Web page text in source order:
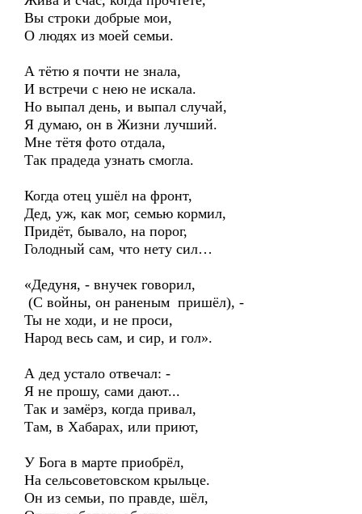
Вы строки добрые мои,
О людях из моей семьи.
А тётю я почти не знала,
И встречи с нею не искала.
Но выпал день, и выпал случай,
Я думаю, он в Жизни лучший.
Мне тётя фото отдала,
Так прадеда узнать смогла.
Когда отец ушёл на фронт,
Дед, уж, как мог, семью кормил,
Придёт, бывало, на порог,
Голодный сам, что нету сил…
«Дедуня, - внучек говорил,
(С войны, он раненым пришёл), -
Ты не ходи, и не проси,
Народ весь сам, и сир, и гол».
А дед устало отвечал: -
Я не прошу, сами дают...
Так и замёрз, когда привал,
Там, в Хабарах, или приют,
У Бога в марте приобрёл,
На сельсоветовском крыльце.
Он из семьи, по правде, шёл,